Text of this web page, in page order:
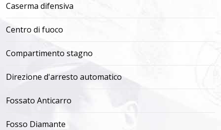
Caserma difensiva
Centro di fuoco
Compartimento stagno
Direzione d'arresto automatico
Fossato Anticarro
Fosso Diamante